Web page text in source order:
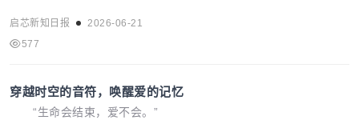
启芯新知日报
2026-06-21
577
穿越时空的音符，唤醒爱的记忆
“生命会结束，爱不会。”